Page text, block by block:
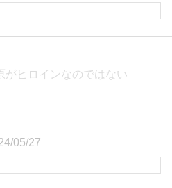
がヒロインなのではない
05/27